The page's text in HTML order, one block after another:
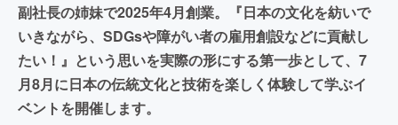
副社長の姉妹で2025年4月創業。『日本の文化を紡いで
いきながら、SDGsや障がい者の雇用創設などに貢献し
たい！』という思いを実際の形にする第一歩として、7
月8月に日本の伝統文化と技術を楽しく体験して学ぶイ
ベントを開催します。